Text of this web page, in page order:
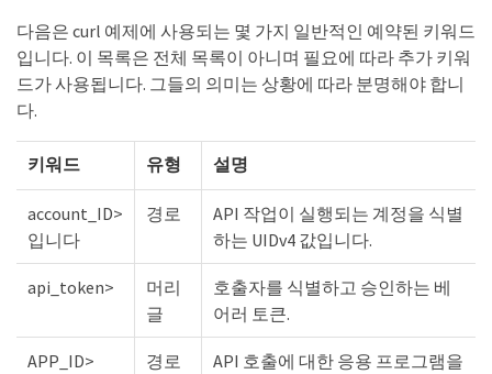
다음은 curl 예제에 사용되는 몇 가지 일반적인 예약된 키워드
입니다. 이 목록은 전체 목록이 아니며 필요에 따라 추가 키워
드가 사용됩니다. 그들의 의미는 상황에 따라 분명해야 합니
다.
키워드 유형 설명
account_ID>
입니다
경로
API 작업이 실행되는 계정을 식별
하는 UIDv4 값입니다.
api_token>
머리
글
호출자를 식별하고 승인하는 베
어러 토큰.
APP_ID> 경로
API 호출에 대한 응용 프로그램을